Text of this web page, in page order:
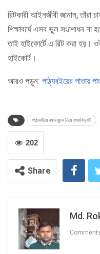
রিটকারী আইনজীবী জানান,
শিক্ষাবর্ষে এসব ভুল সংশোধন না
তাই হাইকোর্টে এ রিট করা হয়।
হাইকোর্ট।
আরও পড়ুন: পাঠ্যবইয়ের পাতায়
পাঠ্যবইয়ে বঙ্গবন্ধুকে নিয়ে তথ্যবিভ্রাট
202
Share
Md.